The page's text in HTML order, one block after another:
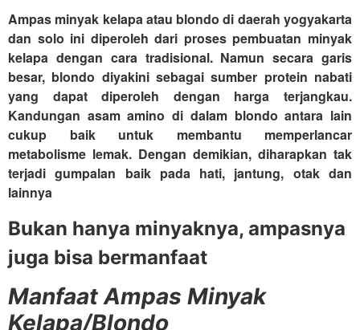
Ampas minyak kelapa atau blondo di daerah yogyakarta
dan solo ini diperoleh dari proses pembuatan minyak
kelapa dengan cara tradisional. Namun secara garis
besar, blondo diyakini sebagai sumber protein nabati
yang dapat diperoleh dengan harga terjangkau.
Kandungan asam amino di dalam blondo antara lain
cukup baik untuk membantu memperlancar
metabolisme lemak. Dengan demikian, diharapkan tak
terjadi gumpalan baik pada hati, jantung, otak dan
lainnya
Bukan hanya minyaknya, ampasnya
juga bisa bermanfaat
Manfaat Ampas Minyak
Kelapa/Blondo